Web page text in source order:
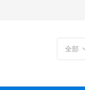
全部